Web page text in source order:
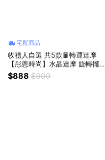
宅配商品
收禮人自選 共5款🧧轉運達摩
【彤恩時尚】水晶達摩 旋轉擺飾
L號｜黃髮晶 橙月光 超七 黑髮晶
冰種月光石｜生日禮物 情人節禮
$888 $999